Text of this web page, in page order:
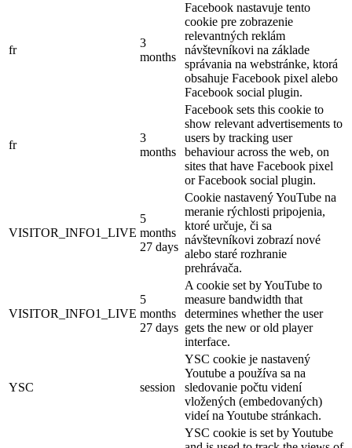
fr
3
months
Facebook nastavuje tento
cookie pre zobrazenie
relevantných reklám
návštevníkovi na základe
správania na webstránke, ktorá
obsahuje Facebook pixel alebo
Facebook social plugin.
fr
3
months
Facebook sets this cookie to
show relevant advertisements to
users by tracking user
behaviour across the web, on
sites that have Facebook pixel
or Facebook social plugin.
VISITOR_INFO1_LIVE
5
months
27 days
Cookie nastavený YouTube na
meranie rýchlosti pripojenia,
ktoré určuje, či sa
návštevníkovi zobrazí nové
alebo staré rozhranie
prehrávača.
VISITOR_INFO1_LIVE
5
months
27 days
A cookie set by YouTube to
measure bandwidth that
determines whether the user
gets the new or old player
interface.
YSC session
YSC cookie je nastavený
Youtube a používa sa na
sledovanie počtu videní
vložených (embedovaných)
videí na Youtube stránkach.
YSC cookie is set by Youtube